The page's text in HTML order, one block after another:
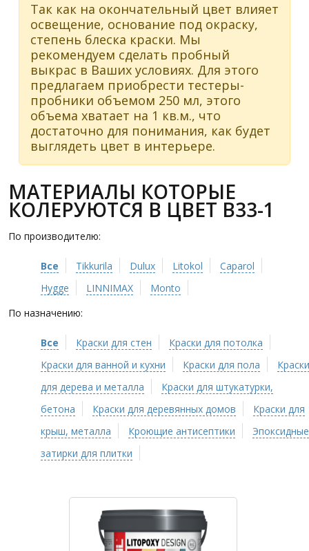
Так как на окончательный цвет влияет
освещение, основание под окраску,
степень блеска краски. Мы
рекомендуем сделать пробный
выкрас в Ваших условиях. Для этого
предлагаем приобрести тестеры-
пробники объемом 250 мл, этого
объема хватает на 1 кв.м., что
достаточно для понимания, как будет
выглядеть цвет в интерьере.
МАТЕРИАЛЫ КОТОРЫЕ
КОЛЕРУЮТСЯ В ЦВЕТ B33-1
По производителю:
Все Tikkurila Dulux Litokol
Caparol
Hygge
LINNIMAX
Monto
По назначению:
Все Краски для стен
Краски для потолка
Краски для ванной и кухни
Краски для пола
Краски
для дерева и металла
Краски для штукатурки,
бетона
Краски для деревянных домов
Краски для
крыш, металла
Кроющие антисептики
Эпоксидные
затирки для плитки